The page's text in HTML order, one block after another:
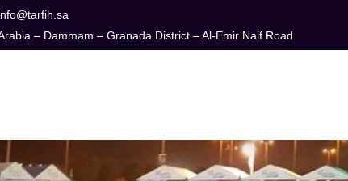
– Dammam – Granada District – Al-Emir Naif Road